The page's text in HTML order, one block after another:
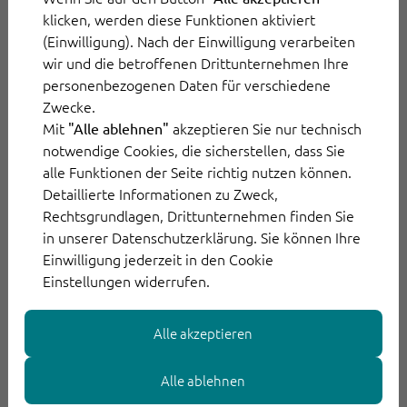
klicken, werden diese Funktionen aktiviert
(Einwilligung). Nach der Einwilligung verarbeiten
wir und die betroffenen Drittunternehmen Ihre
personenbezogenen Daten für verschiedene
Zwecke.
Mit "Alle ablehnen" akzeptieren Sie nur technisch
notwendige Cookies, die sicherstellen, dass Sie
alle Funktionen der Seite richtig nutzen können.
Detaillierte Informationen zu Zweck,
Rechtsgrundlagen, Drittunternehmen finden Sie
in unserer Datenschutzerklärung. Sie können Ihre
Einwilligung jederzeit in den Cookie
Einstellungen widerrufen.
Alle ablehnen
Alle akzeptieren
Antworten erhält. Mit diesem effizienten,
intelligenten und schnellen Kundenservice
kann das Möbelhaus ein negatives Erlebnis in
eine zufriedene Kundin umwandeln.
Mithilfe vonWorkflow Automationlaufen
Reklamationen sogar voll automatisiert ab.
Dafür müssen die Mitarbeiter aus dem FROH-
Team ihre Reklamationsprozesse
vordefinieren. ThinkOwl prüft dann
selbstständig, ob relevante Informationen
fehlen, ob eine Reklamation ausgelöst wird
oder ein Preisnachlass gewährt werden kann.